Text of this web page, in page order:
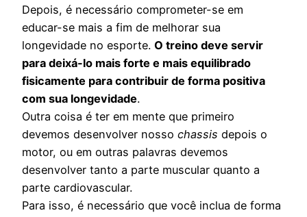
Depois, é necessário comprometer-se em
educar-se mais a fim de melhorar sua
longevidade no esporte. O treino deve servir
para deixá-lo mais forte e mais equilibrado
fisicamente para contribuir de forma positiva
com sua longevidade.
Outra coisa é ter em mente que primeiro
devemos desenvolver nosso chassis depois o
motor, ou em outras palavras devemos
desenvolver tanto a parte muscular quanto a
parte cardiovascular.
Para isso, é necessário que você inclua de forma